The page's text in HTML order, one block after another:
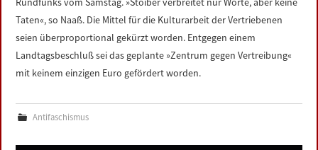
Taten«, so Naaß. Die Mittel für die Kulturarbeit der Vertriebenen
seien überproportional gekürzt worden. Entgegen einem
Landtagsbeschluß sei das geplante »Zentrum gegen Vertreibung«
mit keinem einzigen Euro gefördert worden.
Antifaschismus